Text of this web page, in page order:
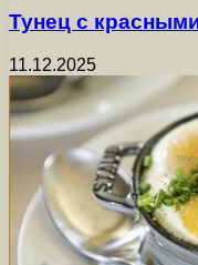
Тунец с
11.12.2025